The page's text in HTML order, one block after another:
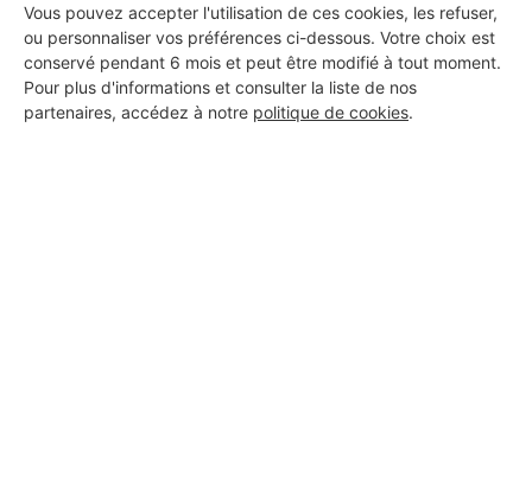
Vous pouvez accepter l'utilisation de ces cookies, les refuser,
ou personnaliser vos préférences ci-dessous. Votre choix est
conservé pendant 6 mois et peut être modifié à tout moment.
Pour plus d'informations et consulter la liste de nos
partenaires, accédez à notre politique de cookies.